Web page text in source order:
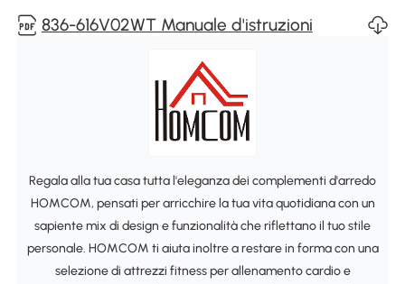
836-616V02WT Manuale d'istruzioni
Regala alla tua casa tutta l'eleganza dei complementi d'arredo
HOMCOM, pensati per arricchire la tua vita quotidiana con un
sapiente mix di design e funzionalità che riflettano il tuo stile
personale. HOMCOM ti aiuta inoltre a restare in forma con una
selezione di attrezzi fitness per allenamento cardio e